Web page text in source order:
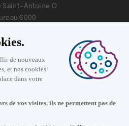
Saint-Antoine O
6000
joindre
de 8h30 à 17h.